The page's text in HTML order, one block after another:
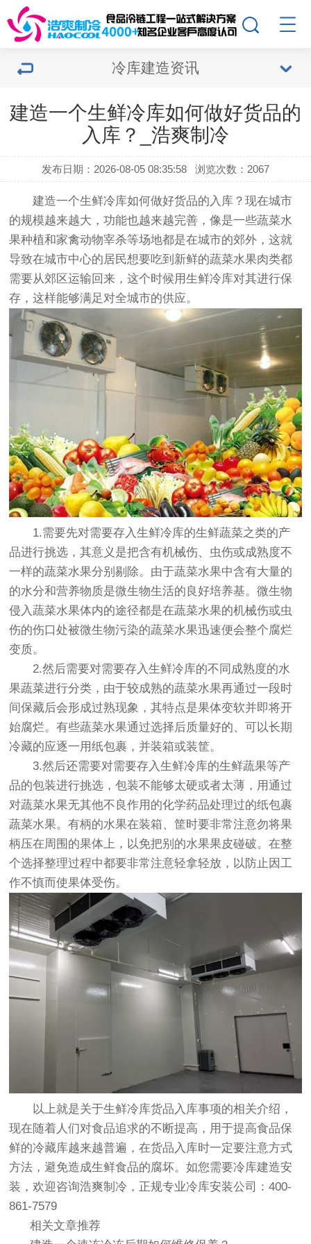
冷库建造资讯
建造一个生鲜冷库如何做好货品的
入库？_浩爽制冷
发布日期：2026-08-05 08:35:58 浏览次数：2067
建造一个生鲜冷库如何做好货品的入库？现在城市
的规模越来越大，功能也越来越完善，像是一些蔬菜水
果种植和家禽动物宰杀等场地都是在城市的郊外，这就
导致在城市中心的居民想要吃到新鲜的蔬菜水果肉类都
需要从郊区运输回来，这个时候用生鲜冷库对其进行保
存，这样能够满足对全城市的供应。
1.需要先对需要存入生鲜冷库的生鲜蔬菜之类的产
品进行挑选，其意义是把含有机械伤、虫伤或成熟度不
一样的蔬菜水果分别剔除。由于蔬菜水果中含有大量的
的水分和营养物质是微生物生活的良好培养基。微生物
侵入蔬菜水果体内的途径都是在蔬菜水果的机械伤或虫
伤的伤口处被微生物污染的蔬菜水果迅速便会整个腐烂
变质。
2.然后需要对需要存入生鲜冷库的不同成熟度的水
果蔬菜进行分类，由于较成熟的蔬菜水果再通过一段时
间保藏后会形成过熟现象，其特点是果体变软并即将开
始腐烂。有些蔬菜水果通过选择后质量好的、可以长期
冷藏的应逐一用纸包裹，并装箱或装筐。
3.然后还需要对需要存入生鲜冷库的生鲜蔬果等产
品的包装进行挑选，包装不能够太硬或者太薄，用通过
对蔬菜水果无其他不良作用的化学药品处理过的纸包裹
蔬菜水果。有柄的水果在装箱、筐时要非常注意勿将果
柄压在周围的果体上，以免把别的水果果皮碰破。在整
个选择整理过程中都要非常注意轻拿轻放，以防止因工
作不慎而使果体受伤。
以上就是关于生鲜冷库货品入库事项的相关介绍，
现在随着人们对食品追求的不断提高，用于提高食品保
鲜的冷藏库越来越普遍，在货品入库时一定要注意方式
方法，避免造成生鲜食品的腐坏。如您需要冷库建造安
装，欢迎咨询浩爽制冷，正规专业冷库安装公司
：400-
861-7579
相关文章推荐